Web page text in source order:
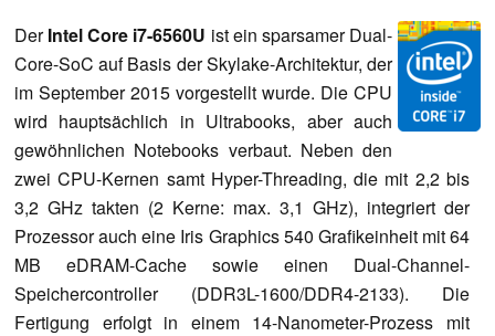
Forum
DerIntel Core i7-6560U ist ein sparsamer Dual-
Core-SoC auf Basis der Skylake-Architektur, der
im September 2015 vorgestellt wurde. Die CPU
wird hauptsächlich in Ultrabooks, aber auch
gewöhnlichen Notebooks verbaut. Neben den
zwei CPU-Kernen samt Hyper-Threading, die mit 2,2 bis
3,2 GHz takten (2 Kerne: max. 3,1 GHz), integriert der
Prozessor auch eine Iris Graphics 540 Grafikeinheit mit 64
MB eDRAM-Cache sowie einen Dual-Channel-
Speichercontroller (DDR3L-1600/DDR4-2133). Die
Fertigung erfolgt in einem 14-Nanometer-Prozess mit